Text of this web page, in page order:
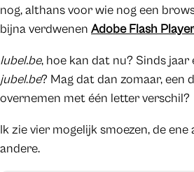
nog, althans voor wie nog een
bijna verdwenen Adobe Flash Player
Iubel.be, hoe kan dat nu? Sinds jaar
jubel.be? Mag dat dan zomaar, een
overnemen met één letter verschil?
Ik zie vier mogelijk smoezen, de
andere.